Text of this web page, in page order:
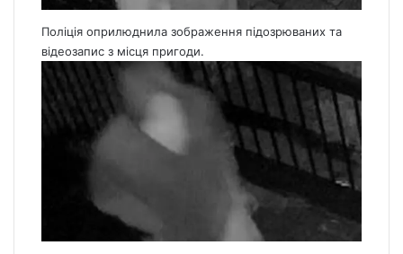
Поліція оприлюднила зображення підозрюваних та
відеозапис з місця пригоди.